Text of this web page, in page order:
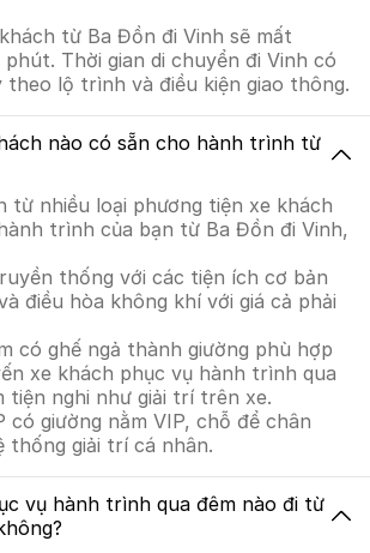
từ Ba Đồn đi Vinh sẽ mất
Thời gian di chuyển đi Vinh có
lộ trình và điều kiện giao thông.
nào có sẵn cho hành trình từ
từ nhiều loại phương tiện xe khách
trình của bạn từ Ba Đồn đi Vinh,
thống với các tiện ích cơ bản
điều hòa không khí với giá cả phải
có ghế ngả thành giường phù hợp
xe khách phục vụ hành trình qua
tiện nghi như giải trí trên xe.
có giường nằm VIP, chỗ để chân
thống giải trí cá nhân.
vụ hành trình qua đêm nào đi từ